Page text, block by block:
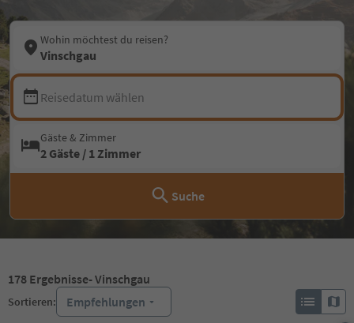
Wohin möchtest du reisen?
Vinschgau
Reisedatum wählen
Gäste & Zimmer
2 Gäste / 1 Zimmer
Suche
178 Ergebnisse- Vinschgau
Sortieren: Empfehlungen